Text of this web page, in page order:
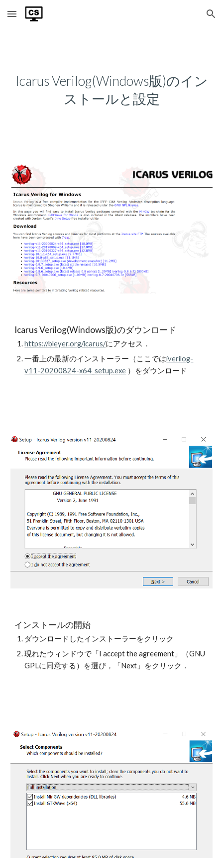
Skip to main content Skip to navigation
Icarus Verilog(Windows版)のイン
ストールと設定
Icarus Verilog(Windows版)のダウンロード
https://bleyer.org/icarus/にアクセス．
一番上の最新のインストーラー（ここではiverilog-
v11-20200824-x64_setup.exe ）をダウンロード
インストールの開始
ダウンロードしたインストーラーをクリック
現れたウィンドウで「I accept the agreement」（GNU
GPLに同意する）を選び，「Next」をクリック．